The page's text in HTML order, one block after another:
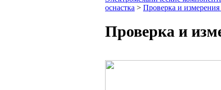
оснастка > Проверка и
Проверка и